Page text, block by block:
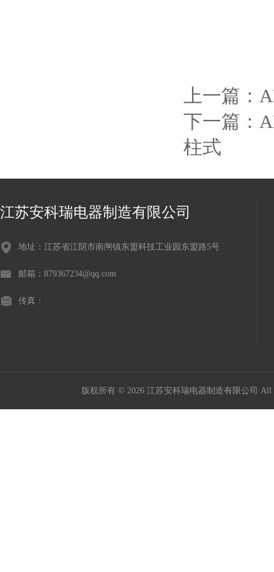
上一篇：
下一篇：
柱式
江苏安科瑞电器制造有限公司
地址：江苏省江阴市南闸镇东盟科技工业园东盟路5号
邮箱：879367234@qq.com
传真：
版权所有 © 2026 江苏安科瑞电器制造有限公司